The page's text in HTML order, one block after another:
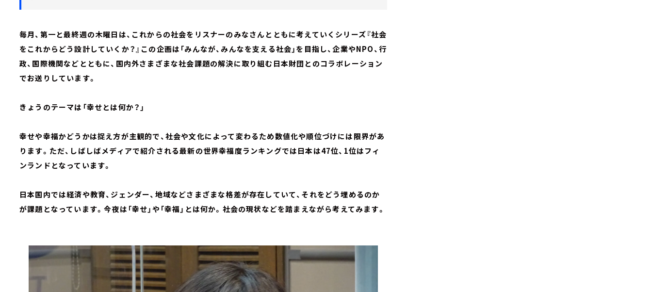
毎月、第一と最終週の木曜日は、これからの社会をリスナーのみなさんとともに考えていくシリーズ『社会
をこれからどう設計していくか？』この企画は「みんなが、みんなを支える社会」を目指し、企業やNPO、行
政、国際機関などとともに、国内外さまざまな社会課題の解決に取り組む日本財団とのコラボレーション
でお送りしています。
きょうのテーマは「幸せとは何か？」
幸せや幸福かどうかは捉え方が主観的で、社会や文化によって変わるため数値化や順位づけには限界があ
ります。ただ、しばしばメディアで紹介される最新の世界幸福度ランキングでは日本は47位、1位はフィ
ンランドとなっています。
日本国内では経済や教育、ジェンダー、地域などさまざまな格差が存在していて、それをどう埋めるのか
が課題となっています。今夜は「幸せ」や「幸福」とは何か。社会の現状などを踏まえながら考えてみます。